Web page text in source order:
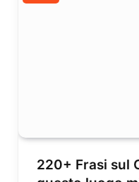
220+ Frasi sul